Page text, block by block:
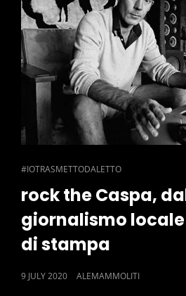
CAT
#IOTRASMETTODALETTO
rock the Caspa,
giornalismo
di stampa
POSTED
9 JULY 2020 ALEMAMMOLITI